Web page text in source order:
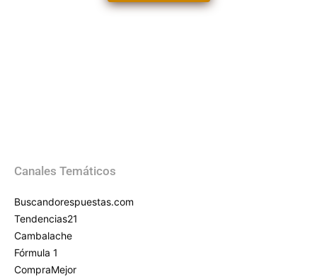
Canales Temáticos
Buscandorespuestas.com
Tendencias21
Cambalache
Fórmula 1
CompraMejor